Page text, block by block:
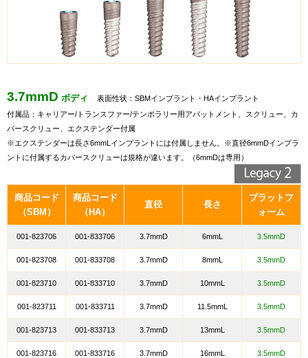
3.7mmD ボディ 表面性状： SBMインプラント・HAインプラント
付属品：キャリアー/トランスファー/テンポラリー用アバットメント、スクリュー、カ
バースクリュー、エクステンダー付属
※エクステンダーは長さ6mmLインプラントには付属しません。※直径6mmDインプラ
ントに付属するカバースクリューは規格が違います。（6mmDは専用）
商品コード
（SBM）
商品コード
（HA）
直径 長さ
プラットフ
ォーム
001-823706 001-833706 3.7mmD 6mmL 3.5mmD
001-823708 001-833708 3.7mmD 8mmL 3.5mmD
001-823710 001-833710 3.7mmD 10mmL 3.5mmD
001-823711 001-833711 3.7mmD 11.5mmL 3.5mmD
001-823713 001-833713 3.7mmD 13mmL 3.5mmD
001-823716 001-833716 3.7mmD 16mmL 3.5mmD